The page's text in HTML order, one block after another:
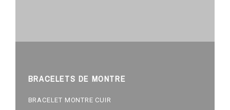
BRACELETS DE MONTRE
BRACELET MONTRE CUIR